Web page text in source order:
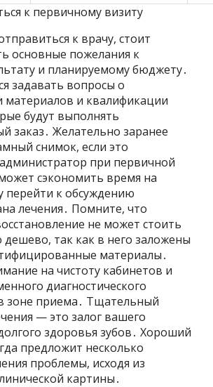
к первичному визиту
к врачу, стоит
основные пожелания к
и планируемому бюджету․
задавать вопросы о
материалов и квалификации
будут выполнять
заказ․ Желательно заранее
снимок, если это
при первичной
сэкономить время на
перейти к обсуждению
лечения․ Помните, что
не может стоить
так как в него заложены
материалы․
на чистоту кабинетов и
диагностического
зоне приема․ Тщательный
— это залог вашего
здоровья зубов․ Хороший
предложит несколько
проблемы, исходя из
картины․